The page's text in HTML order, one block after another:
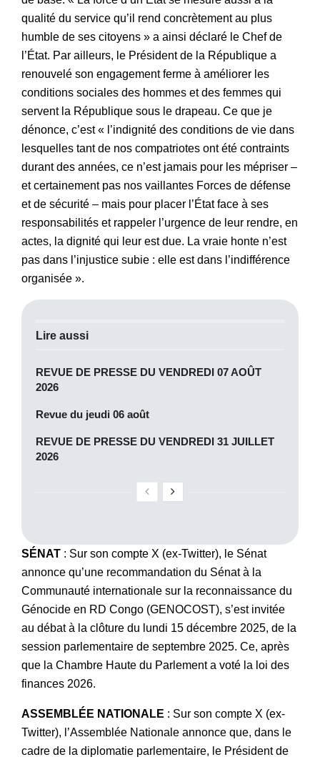
qualité du service qu’il rend concrètement au plus
humble de ses citoyens » a ainsi déclaré le Chef de
l’État. Par ailleurs, le Président de la République a
renouvelé son engagement ferme à améliorer les
conditions sociales des hommes et des femmes qui
servent la République sous le drapeau. Ce que je
dénonce, c’est « l’indignité des conditions de vie dans
lesquelles tant de nos compatriotes ont été contraints
durant des années, ce n’est jamais pour les mépriser –
et certainement pas nos vaillantes Forces de défense
et de sécurité – mais pour placer l’État face à ses
responsabilités et rappeler l’urgence de leur rendre, en
actes, la dignité qui leur est due. La vraie honte n’est
pas dans l’injustice subie : elle est dans l’indifférence
organisée ».
Lire aussi
REVUE DE PRESSE DU VENDREDI 07 AOÛT
2026
Revue du jeudi 06 août
REVUE DE PRESSE DU VENDREDI 31 JUILLET
2026
SÉNAT : Sur son compte X (ex-Twitter), le Sénat
annonce qu’une recommandation du Sénat à la
Communauté internationale sur la reconnaissance du
Génocide en RD Congo (GENOCOST), s’est invitée
au débat à la clôture du lundi 15 décembre 2025, de la
session parlementaire de septembre 2025. Ce, après
que la Chambre Haute du Parlement a voté la loi des
finances 2026.
ASSEMBLÉE NATIONALE : Sur son compte X (ex-
Twitter), l’Assemblée Nationale annonce que, dans le
cadre de la diplomatie parlementaire, le Président de